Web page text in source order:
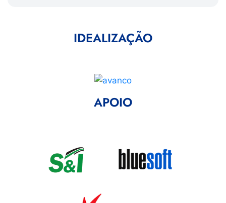
IDEALIZAÇÃO
APOIO